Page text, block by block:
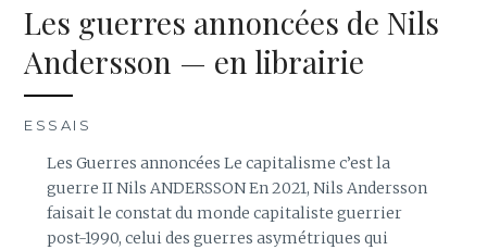
Les guerres annoncées de Nils
Andersson — en librairie
ESSAIS
Les Guerres annoncées Le capitalisme c’est la
guerre II Nils ANDERSSON En 2021, Nils Andersson
faisait le constat du monde capitaliste guerrier
post-1990, celui des guerres asymétriques qui